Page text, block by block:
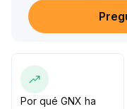
Combinando el
sectores del
las blockchains
sentimiento a
Se recomienda
Por qué GNX ha